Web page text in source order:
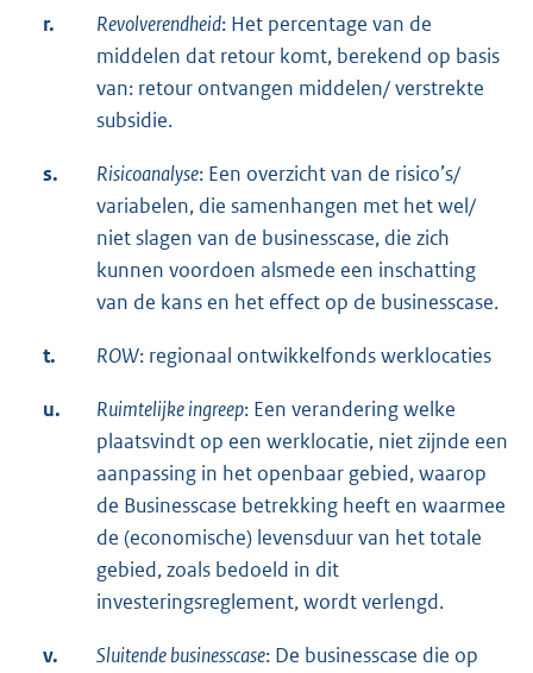
r. Revolverendheid: Het percentage van de
middelen dat retour komt, berekend op basis
van: retour ontvangen middelen/ verstrekte
subsidie.
s. Risicoanalyse: Een overzicht van de risico’s/
variabelen, die samenhangen met het wel/
niet slagen van de businesscase, die zich
kunnen voordoen alsmede een inschatting
van de kans en het effect op de businesscase.
t. ROW: regionaal ontwikkelfonds werklocaties
u. Ruimtelijke ingreep: Een verandering welke
plaatsvindt op een werklocatie, niet zijnde een
aanpassing in het openbaar gebied, waarop
de Businesscase betrekking heeft en waarmee
de (economische) levensduur van het totale
gebied, zoals bedoeld in dit
investeringsreglement, wordt verlengd.
v. Sluitende businesscase: De businesscase die op